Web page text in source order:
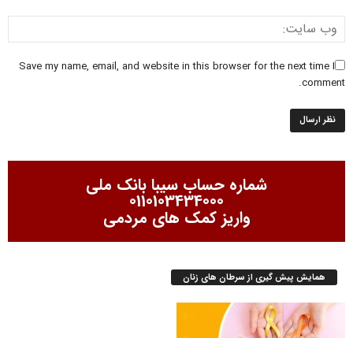
Save my name, email, and website in this browser for the next time I
comment.
شماره حساب سیبا بانک ملی
0110103434000
واریز کمک های مردمی
همایش پیش گیری از سرطان های زنان